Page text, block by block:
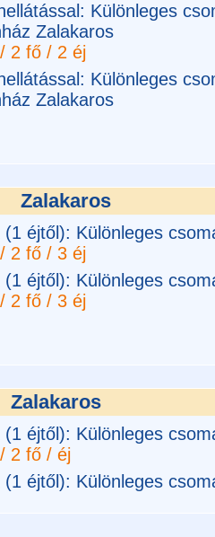
Különleges
Zalakaros
2 fő / 2 éj
Különleges
Zalakaros
Zalakaros
(1 éjtől): Különleges
2 fő / 3 éj
(1 éjtől): Különleges
2 fő / 3 éj
Zalakaros
(1 éjtől): Különleges
2 fő / éj
(1 éjtől): Különleges